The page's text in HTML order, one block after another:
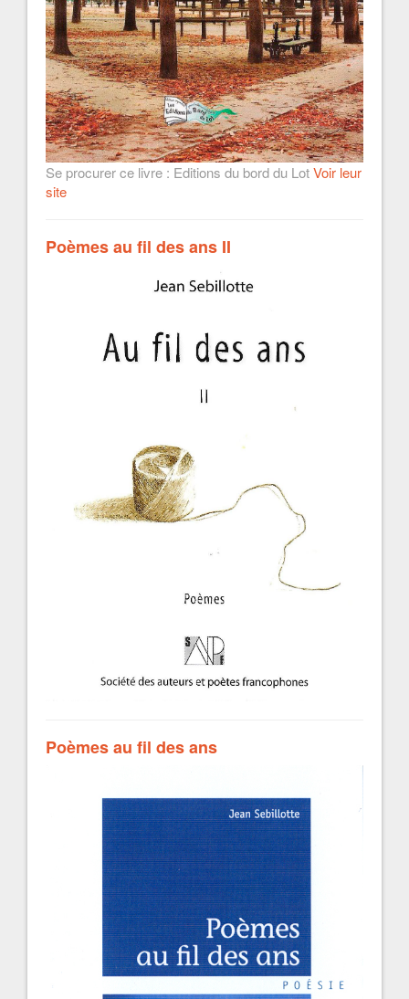
Se procurer ce livre : Editions du bord du LotVoir leur
site
Poèmes au fil des ans II
Poèmes au fil des ans